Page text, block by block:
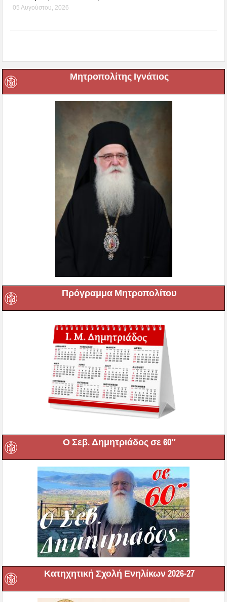
05 Αυγούστου, 2026
Μητροπολίτης Ιγνάτιος
Πρόγραμμα Μητροπολίτου
Ο Σεβ. Δημητριάδος σε 60″
Κατηχητική Σχολή Ενηλίκων 2026-27